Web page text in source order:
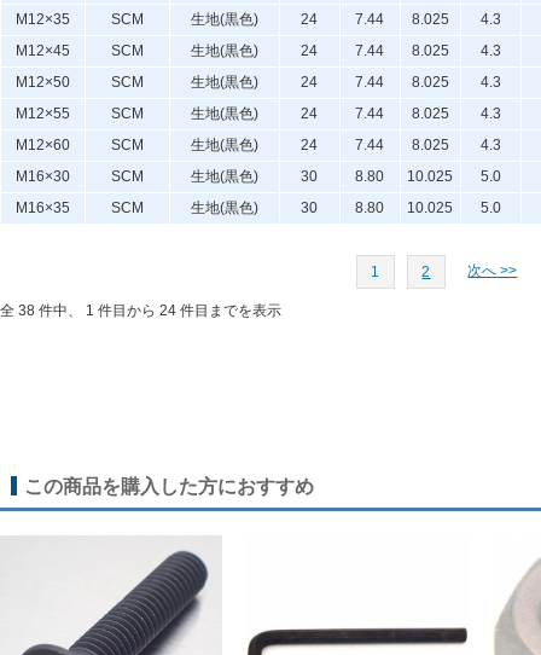
M12×35 SCM 生地(黒色) 24 7.44 8.025
4.3
M12×45
SCM 生地(黒色) 24 7.44 8.025
4.3
M12×50
SCM 生地(黒色) 24 7.44 8.025
4.3
M12×55
SCM 生地(黒色) 24 7.44 8.025
4.3
M12×60
SCM 生地(黒色) 24 7.44 8.025
4.3
M16×30
SCM 生地(黒色) 30 8.80 10.025
5.0
M16×35
SCM 生地(黒色) 30 8.80 10.025 5.0
1 2 次へ >>
全 38 件中、 1 件目から 24 件目までを表示
この商品を購入した方におすすめ